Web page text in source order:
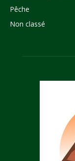
Pêche
Non classé